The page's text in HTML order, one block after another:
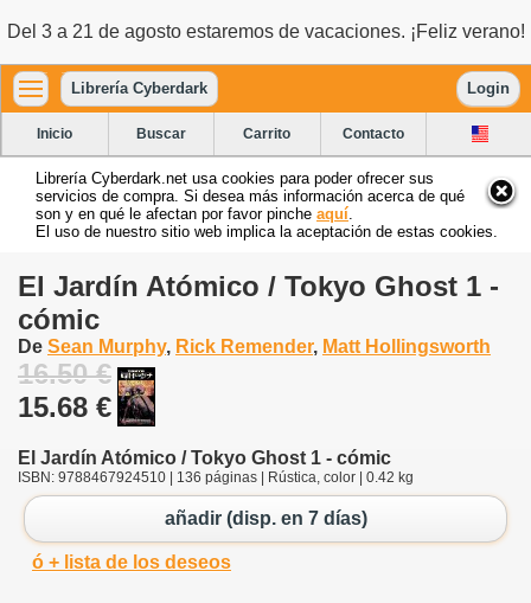
Del 3 a 21 de agosto estaremos de vacaciones. ¡Feliz verano!
Librería Cyberdark Login
Inicio Buscar Carrito Contacto
Librería Cyberdark.net usa cookies para poder ofrecer sus
servicios de compra. Si desea más información acerca de qué
son y en qué le afectan por favor pinche aquí
El uso de nuestro sitio web implica la aceptación de estas cookies.
El Jardín Atómico / Tokyo Ghost 1 -
cómic
De Sean Murphy, Rick Remender, Matt Hollingsworth
16.50 €
15.68 €
El Jardín Atómico / Tokyo Ghost 1 - cómic
ISBN: 9788467924510 | 136 páginas | Rústica, color | 0.42 kg
añadir (disp. en 7 días)
ó + lista de los deseos